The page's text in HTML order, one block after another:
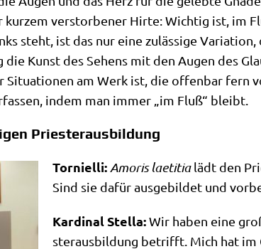
kur­zem ver­stor­be­ner Hir­te: Wich­tig ist, im
steht, ist das nur eine zuläs­si­ge
Kunst des Sehens mit den Augen des
Situa­tio­nen am Werk ist, die offen­bar fern
indem man immer „im Fluß“ bleibt.
Priesterausbildung
Tor­ni­el­li: Amo­ris lae­ti­tialädt den
Sind sie dafür aus­ge­bil­det und
Kar­di­nal Stel­la:Wir haben eine
ster­aus­bil­dung betrifft. Mich hat im